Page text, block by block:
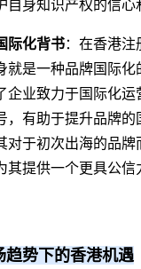
自身知识产权的信心
际化背书：在香港
就是一种品牌国际化
企业致力于国际化运
，有助于提升品牌的
对于初次出海的品牌
其提供一个更具公信
趋势下的香港机遇